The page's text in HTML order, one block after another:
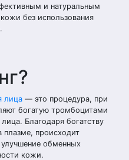
и натуральным
без использования
лица — это процедура, при
богатую тромбоцитами
Благодаря богатству
происходит
обменных
кожи.